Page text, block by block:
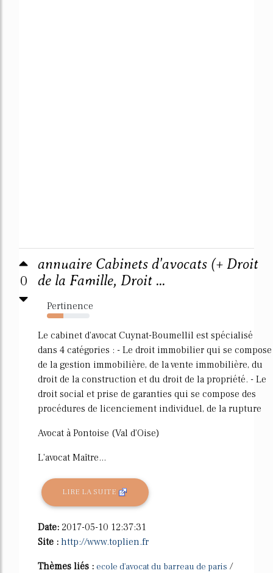
0
annuaire Cabinets d'avocats (+ Droit
de la Famille, Droit ...
Pertinence
39%
Le cabinet d'avocat Cuynat-Boumellil est spécialisé
dans 4 catégories : - Le droit immobilier qui se compose
de la gestion immobilière, de la vente immobilière, du
droit de la construction et du droit de la propriété. - Le
droit social et prise de garanties qui se compose des
procédures de licenciement individuel, de la rupture
Avocat à Pontoise (Val d'Oise)
L'avocat Maître...
LIRE LA SUITE
Date: 2017-05-10 12:37:31
Site : http://www.toplien.fr
Thèmes liés : ecole d'avocat du barreau de paris /